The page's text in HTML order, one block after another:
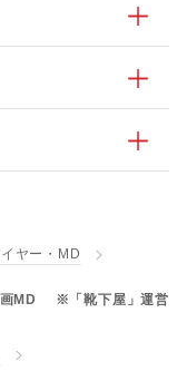
ヤー・MD
画MD ※「靴下屋」運営